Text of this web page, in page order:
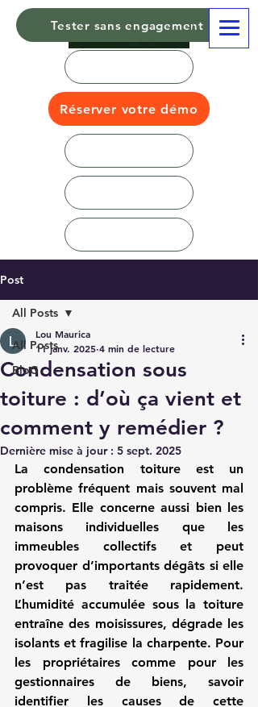
Tester sans engagement
Réserver votre démo
Post
All Posts
BloG
All Posts
Condensation sous
toiture : d’où ça vient et
comment y remédier ?
Lou Maurica
11 janv. 2025 4 min de lecture
Dernière mise à jour : 5 sept. 2025
La condensation toiture est un
problème fréquent mais souvent mal
compris. Elle concerne aussi bien les
maisons individuelles que les
immeubles collectifs et peut
provoquer d’importants dégâts si elle
n’est pas traitée rapidement.
L’humidité accumulée sous la toiture
entraîne des moisissures, dégrade les
isolants et fragilise la charpente. Pour
les propriétaires comme pour les
gestionnaires de biens, savoir
identifier les causes de cette